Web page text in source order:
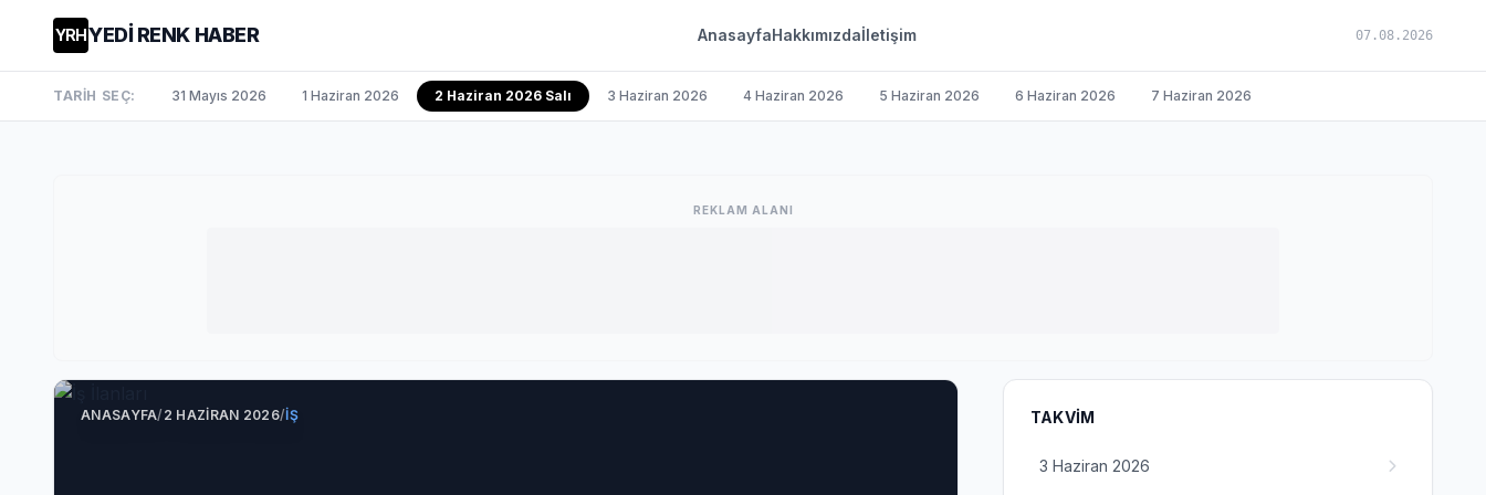
YRHYEDİ RENK HABER AnasayfaHakkımızdaİletişim 07.08.2026
TARİH SEÇ: 31 Mayıs 2026 1 Haziran 2026 2 Haziran 2026 Salı 3 Haziran 2026 4 Haziran 2026 5 Haziran 2026 6 Haziran 2026 7 Haziran 2026
REKLAM ALANI
ANASAYFA/2 HAZIRAN 2026/İŞ TAKVIM
3 Haziran 2026